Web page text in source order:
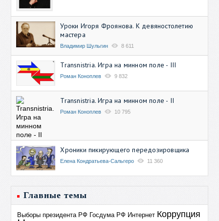
Уроки Игоря Фроянова. К девяностолетию
мастера
Владимир Шульгин 8 611
Transnistria. Игра на минном поле - III
Роман Коноплев 9 832
Transnistria. Игра на минном поле - II
Роман Коноплев 10 795
Хроники пикирующего передозировщика
Елена Кондратьева-Сальгеро 11 360
Главные темы
Выборы президента РФ Госдума РФ Интернет Коррупция